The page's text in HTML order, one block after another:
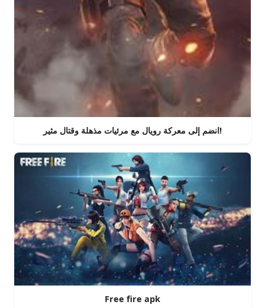
انضم إلى معركة رويال مع مرئيات مذهلة وقتال مثير!
Free fire apk